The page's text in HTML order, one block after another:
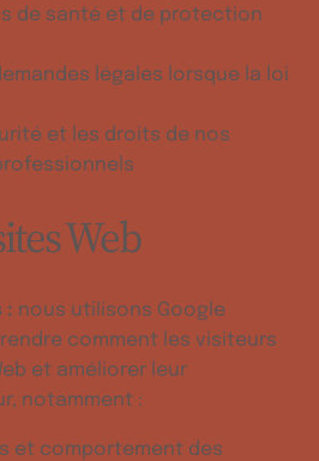
de santé et de protection
légales lorsque la loi
et les droits de nos
Web
: nous utilisons Google
comment les visiteurs
et améliorer leur
notamment :
et comportement des